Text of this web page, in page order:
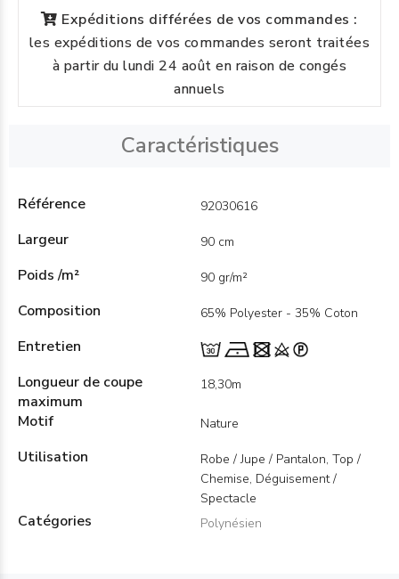
Expéditions différées de vos commandes :
les expéditions de vos commandes seront traitées
à partir du lundi 24 août en raison de congés
annuels
Caractéristiques
Référence 92030616
Largeur 90 cm
Poids /m² 90 gr/m²
Composition 65% Polyester - 35% Coton
Entretien
Longueur de coupe
maximum
18,30m
Motif Nature
Utilisation
Robe / Jupe / Pantalon, Top /
Chemise, Déguisement /
Spectacle
Catégories Polynésien